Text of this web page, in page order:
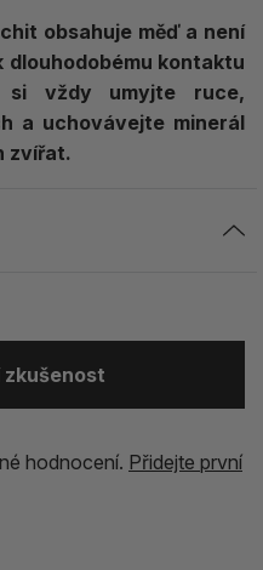
obsahuje měď a není
dlouhodobému kontaktu
si vždy umyjte ruce,
a uchovávejte minerál
zvířat.
hodnocení. Přidejte první